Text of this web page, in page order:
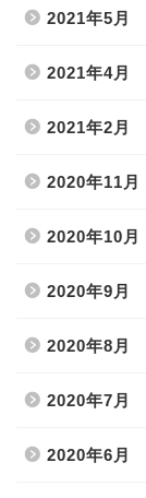
2021年5月
2021年4月
2021年2月
2020年11月
2020年10月
2020年9月
2020年8月
2020年7月
2020年6月